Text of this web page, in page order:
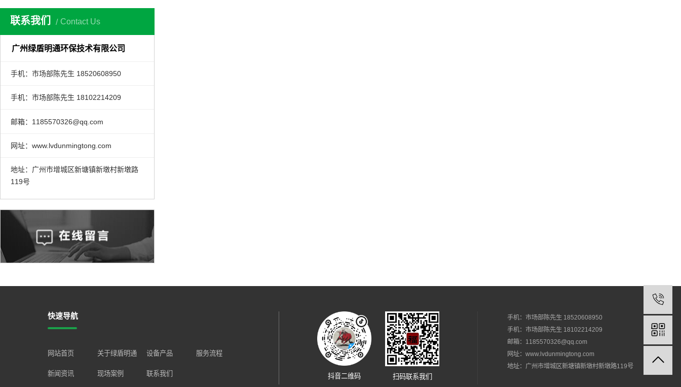
联系我们 Contact Us
广州绿盾明通环保技术有限公司
手机： 市场部陈先生 18520608950
手机： 市场部陈先生 18102214209
邮箱：1185570326@qq.com
网址：www.lvdunmingtong.com
地址：广州市增城区新塘镇新墩村新墩路
119号
快速导航
网站首页 关于绿盾明通 设备产品 服务流程
新闻资讯 现场案例 联系我们 抖音二维码 扫码联系我们
手机： 市场部陈先生 18520608950
手机： 市场部陈先生 18102214209
邮箱：1185570326@qq.com
网址：www.lvdunmingtong.com
地址：广州市增城区新塘镇新墩村新墩路119号